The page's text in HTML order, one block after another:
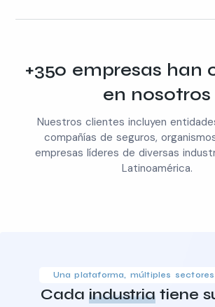
+350 empresas han
en nosotros
Nuestros clientes incluyen
compañías de seguros,
empresas líderes de diversas
Latinoamérica.
Una plataforma, múltiples
Cadaindustriatiene